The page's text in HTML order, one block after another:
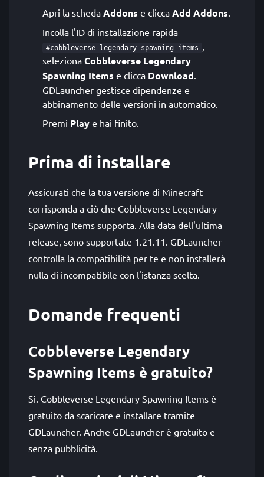
Apri la scheda Addons e clicca Add Addons.
Incolla l'ID di installazione rapida
#cobbleverse-legendary-spawning-items ,
seleziona Cobbleverse Legendary
Spawning Items e clicca Download.
GDLauncher gestisce dipendenze e
abbinamento delle versioni in automatico.
Premi Play e hai finito.
Prima di installare
Assicurati che la tua versione di Minecraft
corrisponda a ciò che Cobbleverse Legendary
Spawning Items supporta. Alla data dell'ultima
release, sono supportate 1.21.11. GDLauncher
controlla la compatibilità per te e non installerà
nulla di incompatibile con l'istanza scelta.
Domande frequenti
Cobbleverse Legendary
Spawning Items è gratuito?
Sì. Cobbleverse Legendary Spawning Items è
gratuito da scaricare e installare tramite
GDLauncher. Anche GDLauncher è gratuito e
senza pubblicità.